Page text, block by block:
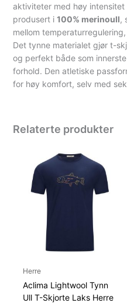
aktiviteter med høy intensitet
produsert i100% merinoull,
mellom
Det tynne materialet gjør t-
og perfekt både som
forhold. Den atletiske
for høy komfort, selv med sek
Relaterte produkter
Herre
Aclima Lightwool Tynn
Ull T-Skjorte Laks Herre